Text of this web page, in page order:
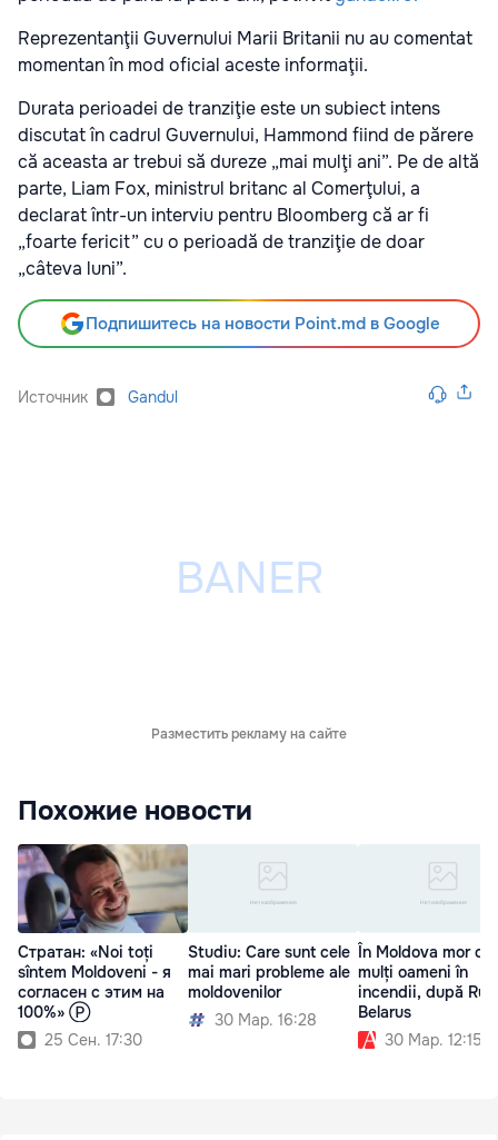
Reprezentanţii Guvernului Marii Britanii nu au comentat
momentan în mod oficial aceste informaţii.
Durata perioadei de tranziţie este un subiect intens
discutat în cadrul Guvernului, Hammond fiind de părere
că aceasta ar trebui să dureze „mai mulţi ani”. Pe de altă
parte, Liam Fox, ministrul britanc al Comerţului, a
declarat într-un interviu pentru Bloomberg că ar fi
„foarte fericit” cu o perioadă de tranziţie de doar
„câteva luni”.
Подпишитесь на новости Point.md в Google
Источник Gandul
Разместить рекламу на сайте
Похожие новости
Стратан: «Noi toți
sîntem Moldoveni - я
согласен с этим на
100%» Ⓟ
25 Сен. 17:30
Studiu: Care sunt cele
mai mari probleme ale
moldovenilor
30 Мар. 16:28
În Moldova mor
mulți oameni în
incendii, după
Belarus
30 Мар. 12:15